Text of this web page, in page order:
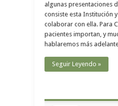
algunas presentaciones
consiste esta Institución
colaborar con ella. Para
pacientes importan, y
hablaremos más
Seguir Leyendo »